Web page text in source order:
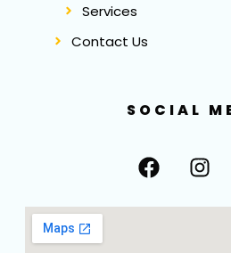
Services
Contact Us
SOCIAL
F
a
I
n